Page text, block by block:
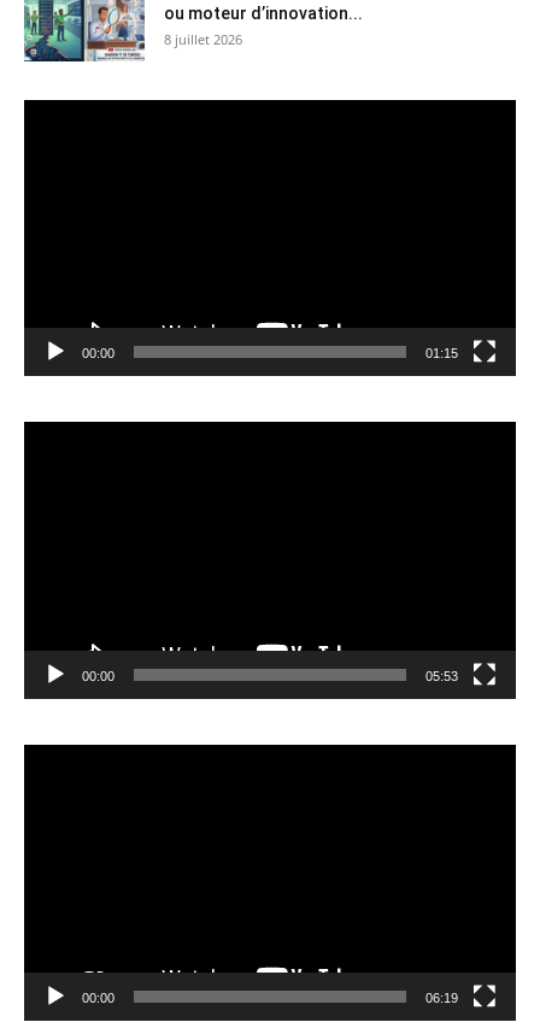
ou moteur d’innovation...
8 juillet 2026
00:00 01:15
00:00 05:53
00:00 06:19